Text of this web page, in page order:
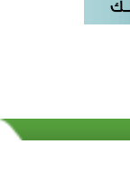
في أزناكاييف
للشباب المسلمين